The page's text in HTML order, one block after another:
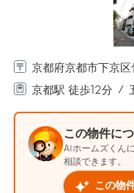
京都府京都市下京
京都駅 徒歩12分
この物件に
AIホームズくん
相談できます。
この物